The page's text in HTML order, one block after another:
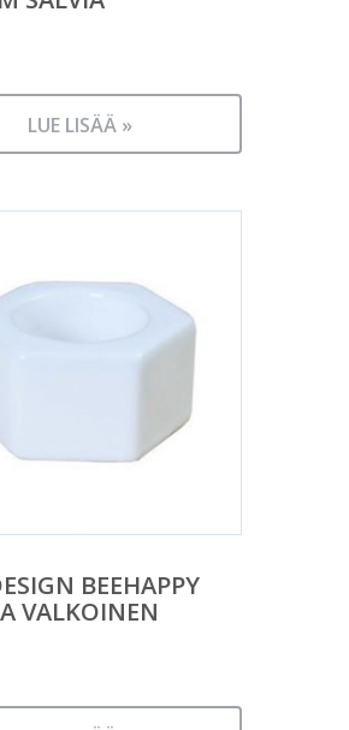
LUE LISÄÄ »
BEEHAPPY
VALKOINEN